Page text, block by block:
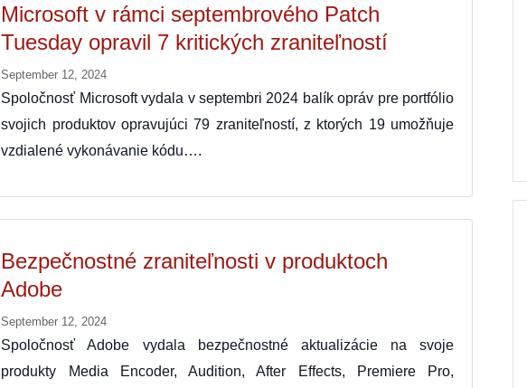
Microsoft v rámci septembrového Patch
Tuesday opravil 7 kritických zraniteľností
September 12, 2024
Spoločnosť Microsoft vydala v septembri 2024 balík opráv pre portfólio
svojich produktov opravujúci 79 zraniteľností, z ktorých 19 umožňuje
vzdialené vykonávanie kódu….
Bezpečnostné zraniteľnosti v produktoch
Adobe
September 12, 2024
Spoločnosť Adobe vydala bezpečnostné aktualizácie na svoje
produkty Media Encoder, Audition, After Effects, Premiere Pro,